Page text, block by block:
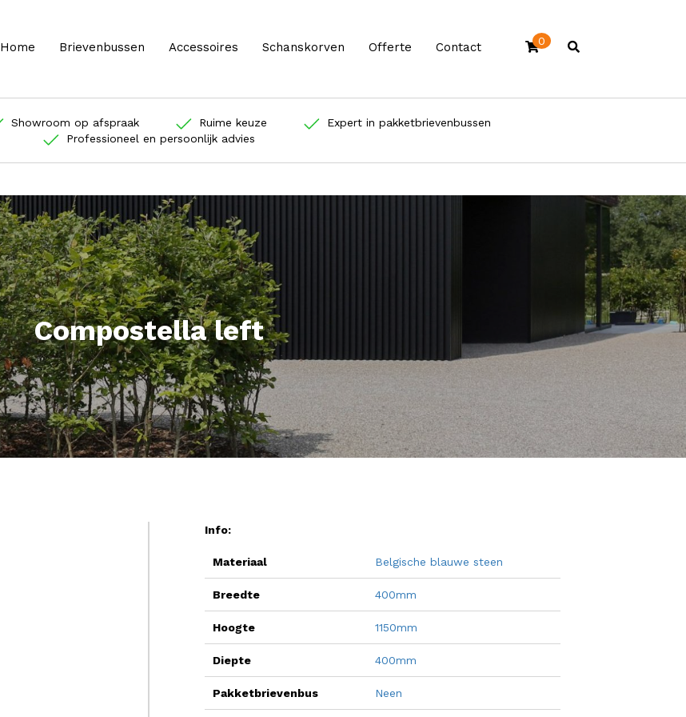
Home Brievenbussen Accessoires Schanskorven Offerte Contact 0
Showroom op afspraak Ruime keuze
Expert in pakketbrievenbussen
Professioneel en persoonlijk advies
Compostella left
Info:
Materiaal Belgische blauwe steen
Breedte 400mm
Hoogte 1150mm
Diepte 400mm
Pakketbrievenbus Neen